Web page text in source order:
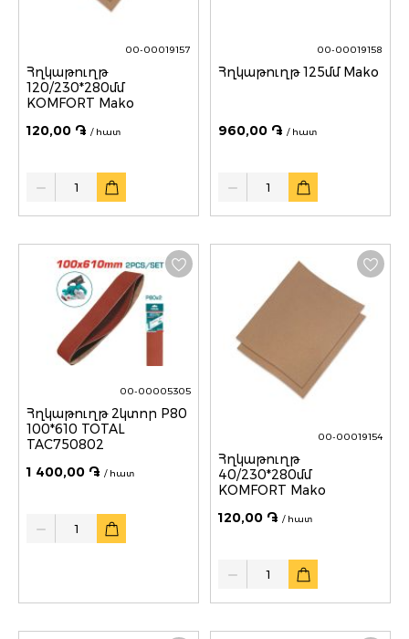
00-00019157
Հղկաթուղթ
120/230*280մմ
KOMFORT Mako
120,00 ֏ / հատ
00-00019158
Հղկաթուղթ 125մմ Mako
960,00 ֏ / հատ
00-00005305
Հղկաթուղթ 2կտոր P80
100*610 TOTAL
TAC750802
1 400,00 ֏ / հատ
00-00019154
Հղկաթուղթ
40/230*280մմ
KOMFORT Mako
120,00 ֏ / հատ